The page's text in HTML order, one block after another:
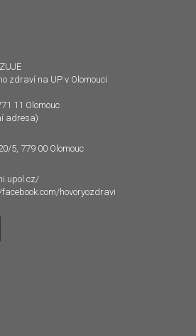
zdraví na UP v Olomouci
11 Olomouc
adresa)
5, 779 00 Olomouc
hovoryozdravi